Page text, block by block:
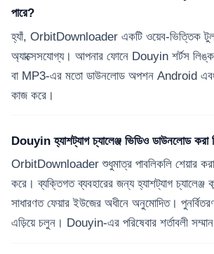
পারে?
হ্যাঁ, OrbitDownloader একটি ওয়েব-ভিত্তিক টুল
অ্যাক্সেসযোগ্য। আপনার ফোনে Douyin শর্টস
বা MP3-এর মতো ডাউনলোড অপশন Android এবং
কাজ করে।
Douyin হ্যাশট্যাগ চ্যালেঞ্জ ভিডিও ডাউনলোড
OrbitDownloader শুধুমাত্র পাবলিকলি শেয়ার করা
করে। ব্যক্তিগত ব্যবহারের জন্য হ্যাশট্যাগ চ্যালেঞ্জ
সাধারণত ফেয়ার ইউজের অধীনে অনুমোদিত। পুনর্বিতরণ
এড়িয়ে চলুন। Douyin-এর পরিষেবার শর্তাবলী